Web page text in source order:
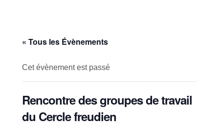
« Tous les Évènements
Cet évènement est passé
Rencontre des groupes de travail
du Cercle freudien